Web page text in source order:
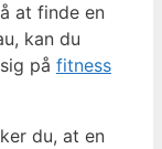
at finde en
kan du
på fitness
du, at en